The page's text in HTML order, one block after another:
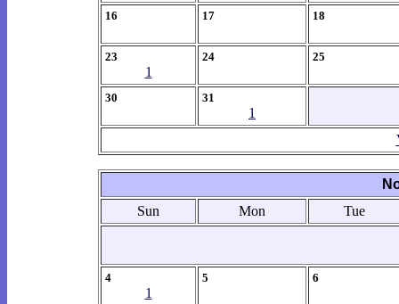
16 17 18
23
1
24 25
30 31
1
Sun
Mon Tue
4
1
5 6